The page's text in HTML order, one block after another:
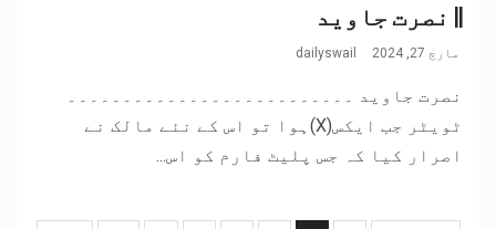
|| نصرت جاوید
مارچ 27, 2024 dailyswail
نصرت جاوید ۔۔۔۔۔۔۔۔۔۔۔۔۔۔۔۔۔۔۔۔۔۔۔۔۔۔
ٹویٹر جب ایکس(X)ہوا تو اس کے نئے مالک نے
اصرار کیا کہ جس پلیٹ فارم کو اس...